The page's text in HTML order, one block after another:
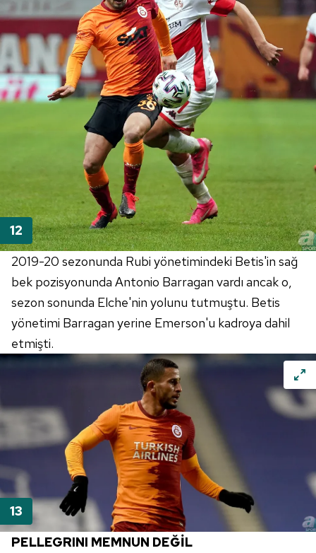
2019-20 sezonunda Rubi yönetimindeki Betis'in sağ
bek pozisyonunda Antonio Barragan vardı ancak o,
sezon sonunda Elche'nin yolunu tutmuştu. Betis
yönetimi Barragan yerine Emerson'u kadroya dahil
etmişti.
PELLEGRINI MEMNUN DEĞİL